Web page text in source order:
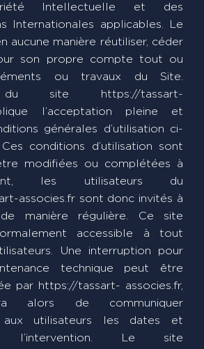
Intellectuelle et des
Internationales applicables. Le
aucune manière réutiliser, céder
son propre compte tout ou
ou travaux du Site.
du site https://tassart-
l’acceptation pleine et
générales d’utilisation ci-
conditions d’utilisation sont
modifiées ou complétées à
les utilisateurs du
associes.fr sont donc invités à
manière régulière. Ce site
accessible à tout
Une interruption pour
technique peut être
par https://tassart- associes.fr,
alors de communiquer
aux utilisateurs les dates et
Le site